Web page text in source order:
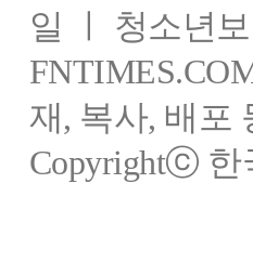
일 ㅣ 청소년
재, 복사, 배포
Copyrightⓒ 한